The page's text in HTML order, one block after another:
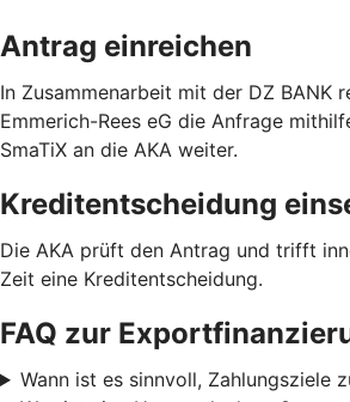
Antrag einreichen
In Zusammenarbeit mit der DZ BANK
Emmerich-Rees eG die Anfrage
SmaTiX an die AKA weiter.
Kreditentscheidung
Die AKA prüft den Antrag und trifft
Zeit eine Kreditentscheidung.
FAQ zur
Wann ist es sinnvoll, Zahlungsziele